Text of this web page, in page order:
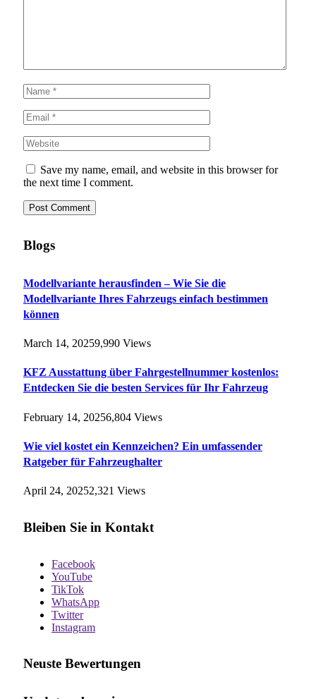
Save my name, email, and website in this browser for
the next time I comment.
Blogs
Modellvariante herausfinden – Wie Sie die
Modellvariante Ihres Fahrzeugs einfach bestimmen
können
March 14, 20259,990 Views
KFZ Ausstattung über Fahrgestellnummer kostenlos:
Entdecken Sie die besten Services für Ihr Fahrzeug
February 14, 20256,804 Views
Wie viel kostet ein Kennzeichen? Ein umfassender
Ratgeber für Fahrzeughalter
April 24, 20252,321 Views
Bleiben Sie in Kontakt
Facebook
YouTube
TikTok
WhatsApp
Twitter
Instagram
Neuste Bewertungen